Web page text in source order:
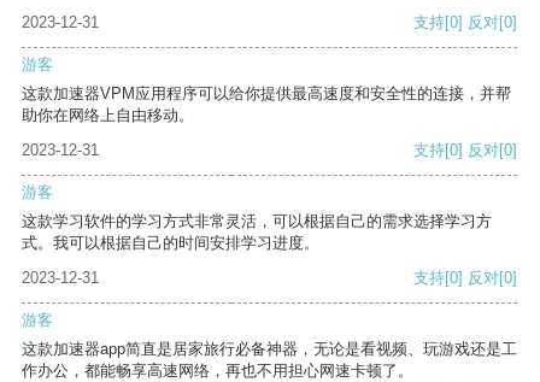
2023-12-31
支持[0] 反对[0]
游客
这款加速器VPM应用程序可以给你提供最高速度和安全性的连接，并帮
助你在网络上自由移动。
2023-12-31
支持[0] 反对[0]
游客
这款学习软件的学习方式非常灵活，可以根据自己的需求选择学习方
式。我可以根据自己的时间安排学习进度。
2023-12-31
支持[0] 反对[0]
游客
这款加速器app简直是居家旅行必备神器，无论是看视频、玩游戏还是工
作办公，都能畅享高速网络，再也不用担心网速卡顿了。